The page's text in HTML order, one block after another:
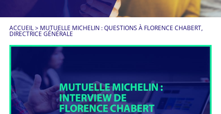
ACCUEIL> MUTUELLE MICHELIN : QUESTIONS À FLORENCE CHABERT,
DIRECTRICE GÉNÉRALE